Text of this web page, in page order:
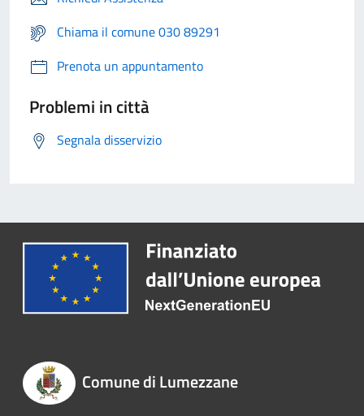
Chiama il comune 030 89291
Prenota un appuntamento
Problemi in città
Segnala disservizio
Comune di Lumezzane